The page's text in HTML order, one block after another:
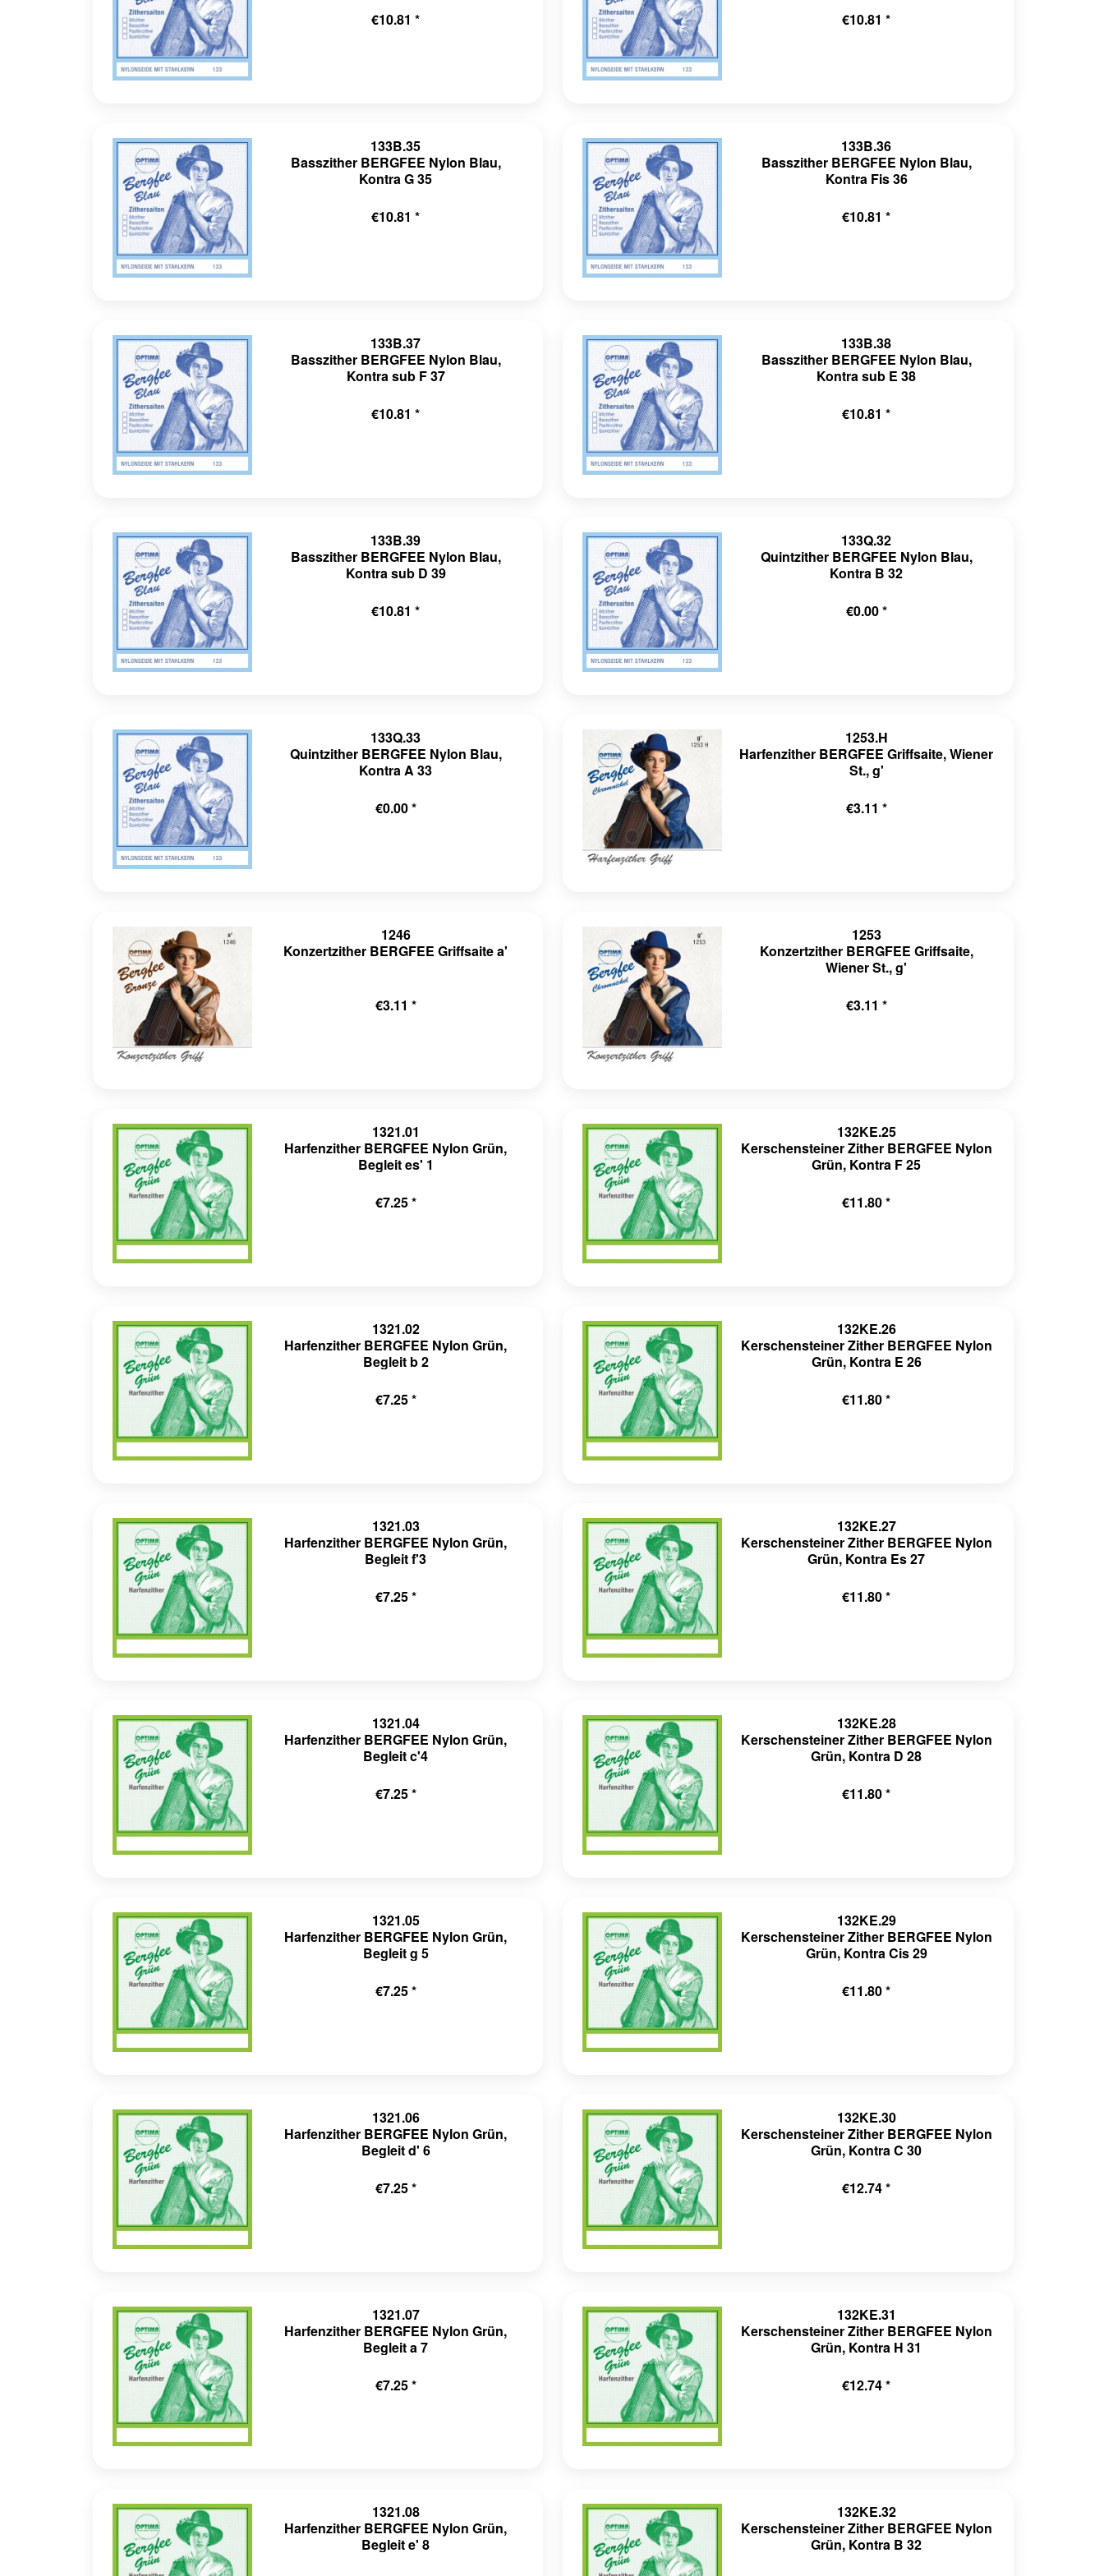
€10.81 * €10.81 *
133B.35
Basszither BERGFEE Nylon Blau,
Kontra G 35
€10.81 *
133B.36
Basszither BERGFEE Nylon Blau,
Kontra Fis 36
€10.81 *
133B.37
Basszither BERGFEE Nylon Blau,
Kontra sub F 37
€10.81 *
133B.38
Basszither BERGFEE Nylon Blau,
Kontra sub E 38
€10.81 *
133B.39
Basszither BERGFEE Nylon Blau,
Kontra sub D 39
€10.81 *
133Q.32
Quintzither BERGFEE Nylon Blau,
Kontra B 32
€0.00 *
133Q.33
Quintzither BERGFEE Nylon Blau,
Kontra A 33
€0.00 *
1253.H
Harfenzither BERGFEE Griffsaite, Wiener
St., g'
€3.11 *
1246
Konzertzither BERGFEE Griffsaite a'
€3.11 *
1253
Konzertzither BERGFEE Griffsaite,
Wiener St., g'
€3.11 *
1321.01
Harfenzither BERGFEE Nylon Grün,
Begleit es' 1
€7.25 *
132KE.25
Kerschensteiner Zither BERGFEE Nylon
Grün, Kontra F 25
€11.80 *
1321.02
Harfenzither BERGFEE Nylon Grün,
Begleit b 2
€7.25 *
132KE.26
Kerschensteiner Zither BERGFEE Nylon
Grün, Kontra E 26
€11.80 *
1321.03
Harfenzither BERGFEE Nylon Grün,
Begleit f'3
€7.25 *
132KE.27
Kerschensteiner Zither BERGFEE Nylon
Grün, Kontra Es 27
€11.80 *
1321.04
Harfenzither BERGFEE Nylon Grün,
Begleit c'4
€7.25 *
132KE.28
Kerschensteiner Zither BERGFEE Nylon
Grün, Kontra D 28
€11.80 *
1321.05
Harfenzither BERGFEE Nylon Grün,
Begleit g 5
€7.25 *
132KE.29
Kerschensteiner Zither BERGFEE Nylon
Grün, Kontra Cis 29
€11.80 *
1321.06
Harfenzither BERGFEE Nylon Grün,
Begleit d' 6
€7.25 *
132KE.30
Kerschensteiner Zither BERGFEE Nylon
Grün, Kontra C 30
€12.74 *
1321.07
Harfenzither BERGFEE Nylon Grün,
Begleit a 7
€7.25 *
132KE.31
Kerschensteiner Zither BERGFEE Nylon
Grün, Kontra H 31
€12.74 *
1321.08
Harfenzither BERGFEE Nylon Grün,
Begleit e' 8
132KE.32
Kerschensteiner Zither BERGFEE Nylon
Grün, Kontra B 32